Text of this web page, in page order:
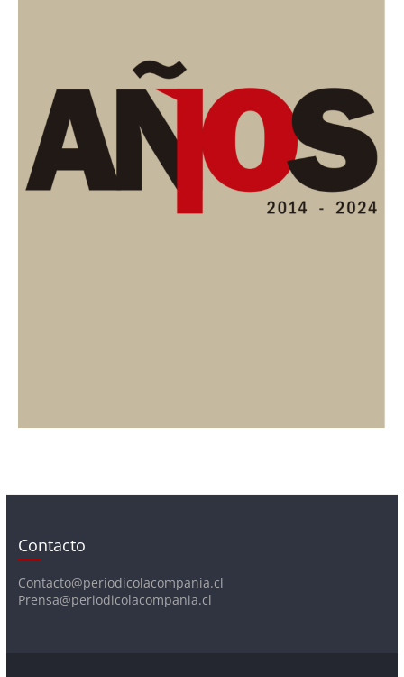
Contacto
Contacto@periodicolacompania.cl
Prensa@periodicolacompania.cl